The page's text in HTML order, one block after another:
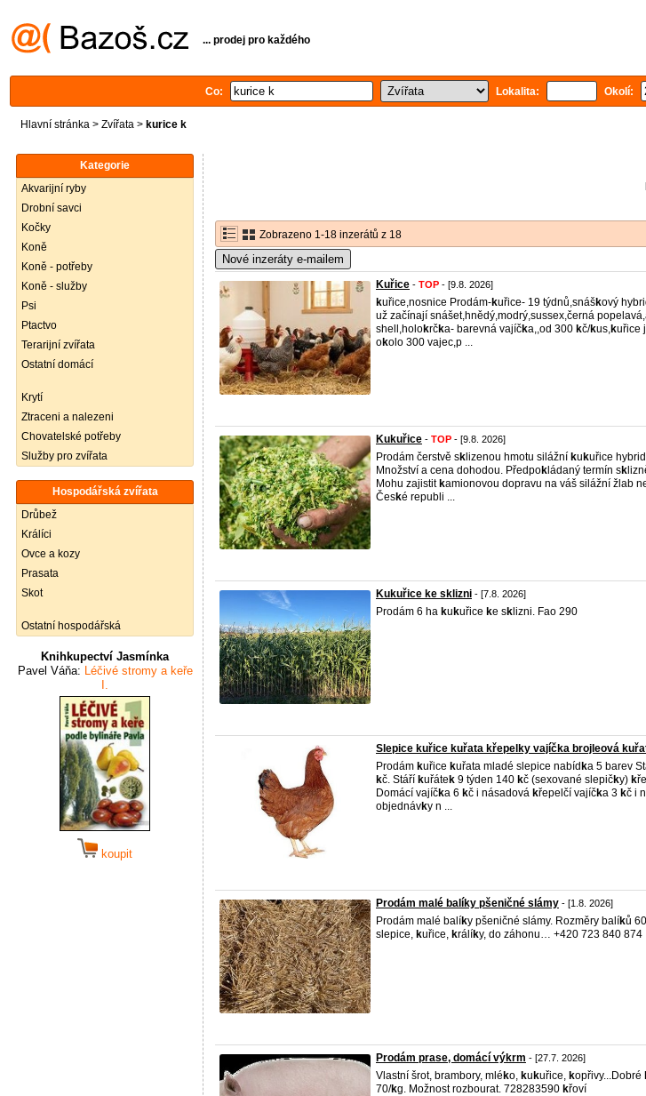
... prodej pro každého
Co: Lokalita: Okolí:
Hlavní stránka > Zvířata > kurice k
Kategorie
Akvarijní ryby
Drobní savci
Kočky
Koně
Koně - potřeby
Koně - služby
Psi
Ptactvo
Terarijní zvířata
Ostatní domácí
Krytí
Ztraceni a nalezeni
Chovatelské potřeby
Služby pro zvířata
Hospodářská zvířata
Drůbež
Králíci
Ovce a kozy
Prasata
Skot
Ostatní hospodářská
Knihkupectví Jasmínka
Pavel Váňa: Léčivé stromy a keře
I.
koupit
Zobrazeno 1-18 inzerátů z 18
Nové inzeráty e-mailem
Kuřice - TOP - [9.8. 2026]
kuřice,nosnice Prodám-kuřice- 19 týdnů,snáškový
už začínají snášet,hnědý,modrý,sussex,černá
shell,holokrčka- barevná vajíčka,,od 300 kč/kus,kuřice
okolo 300 vajec,p ...
Kukuřice - TOP - [9.8. 2026]
Prodám čerstvě sk lizenou hmotu silážní ku kuřice
Množství a cena dohodou. Předpok ládaný termín sk
Mohu zajistit kamionovou dopravu na váš silážní žlab
České republi ...
Kukuřice ke sklizni - [7.8. 2026]
Prodám 6 ha ku kuřice ke sk lizni. Fao 290
Slepice kuřice kuřata křepelky vajíčka brojleová
Prodám kuřice kuřata mladé slepice nabíd ka 5 barev
kč. Stáří kuřáte k 9 týden 140 kč (sexované slepičky) k
Domácí vajíčka 6 kč i násadová křepelčí vajíčka 3 kč i
objednávky n ...
Prodám malé balíky pšeničné slámy - [1.8. 2026]
Prodám malé balíky pšeničné slámy. Rozměry balíků
slepice, kuřice, králíky, do záhonu… +420 723 840 874
Prodám prase, domácí výkrm - [27.7. 2026]
Vlastní šrot, brambory, mlé ko, ku kuřice, kopřivy...Dobré
70/kg. Možnost rozbourat. 728283590 křoví